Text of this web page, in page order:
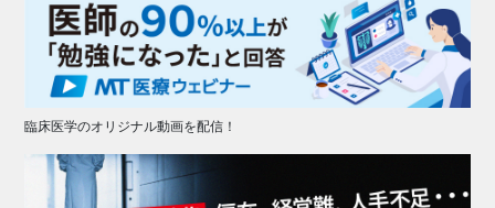
臨床医学のオリジナル動画を配信！